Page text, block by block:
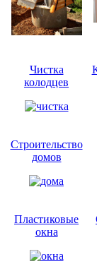
Чистка
колодцев
Строительство
домов
Пластиковые
окна